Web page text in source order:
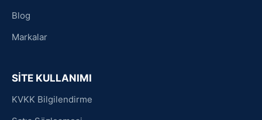
Blog
Markalar
SİTE KULLANIMI
KVKK Bilgilendirme